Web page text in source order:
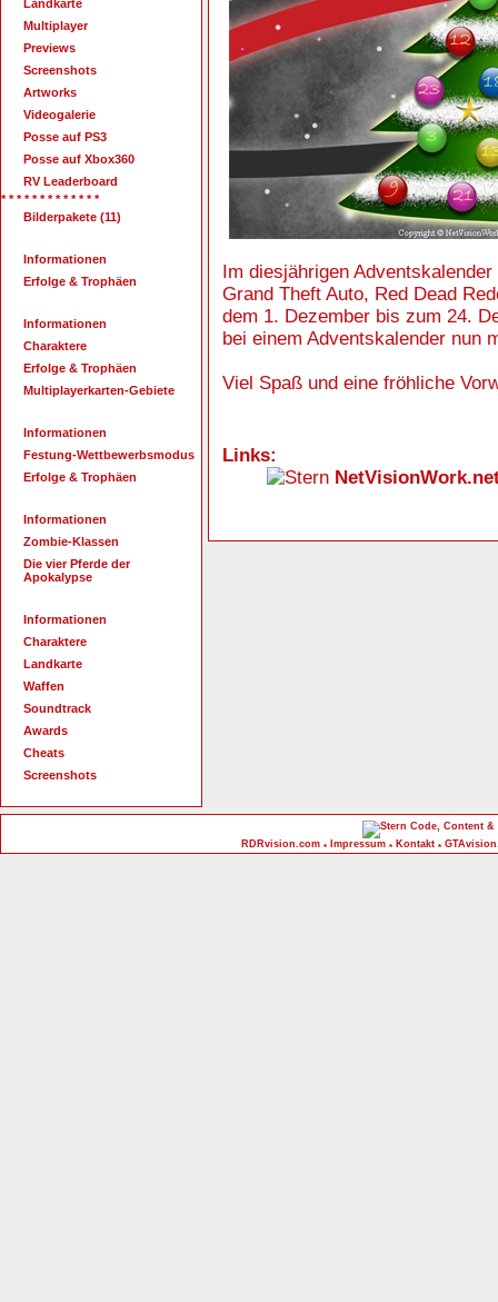
Landkarte
Multiplayer
Previews
Screenshots
Artworks
Videogalerie
Posse auf PS3
Posse auf Xbox360
RV Leaderboard
* * * * * * * * * * * * *
Bilderpakete (11)
Informationen
Erfolge & Trophäen
Informationen
Charaktere
Erfolge & Trophäen
Multiplayerkarten-Gebiete
Informationen
Festung-Wettbewerbsmodus
Erfolge & Trophäen
Informationen
Zombie-Klassen
Die vier Pferde der
Apokalypse
Informationen
Charaktere
Landkarte
Waffen
Soundtrack
Awards
Cheats
Screenshots
Im diesjährigen
Grand Theft Auto, Red Dead
dem 1. Dezember bis zum 24.
bei einem Adventskalender nun
Viel Spaß und eine fröhliche
Links:
Code, Content &
RDRvision.com * Impressum * Kontakt *